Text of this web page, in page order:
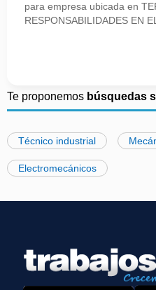
para empresa ubicada en
RESPONSABILIDADES EN
Te proponemos búsquedas
Técnico industrial
Electromecánicos